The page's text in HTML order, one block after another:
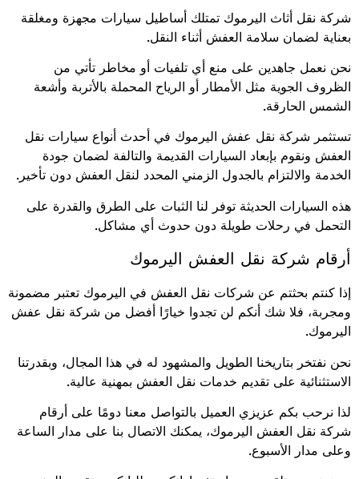
شركة نقل أثاث اليرموك تمتلك أساطيل سيارات مجهزة ومغلقة
بعناية لضمان سلامة العفش أثناء النقل.
نحن نعمل جاهدين على منع أي تلفيات أو مخاطر تأتي من
الظروف الجوية مثل الأمطار أو الرياح المحملة بالأتربة وأشعة
الشمس الحارقة.
تستثمر شركة نقل عفش اليرموك في أحدث أنواع سيارات نقل
العفش ونقوم بإبعاد السيارات القديمة والتالفة لضمان جودة
الخدمة والالتزام بالجدول الزمني المحدد لنقل العفش دون تأخير.
هذه السيارات الحديثة توفر لنا الثبات على الطرق والقدرة على
التحمل في رحلات طويلة دون حدوث أي مشاكل.
أرقام شركة نقل العفش اليرموك
إذا كنتم بحثتم عن شركات نقل العفش في اليرموك تعتبر مضمونة
ومجربة، فلا شك أنكم لن تجدوا خيارًا أفضل من شركة نقل عفش
اليرموك.
نحن نفتخر بتاريخنا الطويل والمشهود له في هذا المجال، وبقدرتنا
الاستثنائية على تقديم خدمات نقل العفش بمهنية عالية.
لذا نرحب بكم عزيزي العميل بالتواصل معنا دومًا على أرقام
شركة نقل العفش اليرموك، يمكنك الاتصال بنا على مدار الساعة
وعلى مدار الأسبوع.